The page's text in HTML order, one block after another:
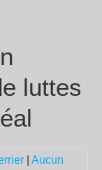
luttes
Aucun